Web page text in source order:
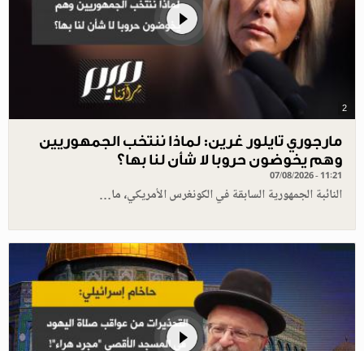
2
مارجوري تايلور غرين: لماذا ننتخب الجمهوريين
وهم يخوضون حروبا لا شأن لنا بها؟
07/08/2026 - 11:21
النائبة الجمهورية السابقة في الكونغرس الأمريكي، ما…